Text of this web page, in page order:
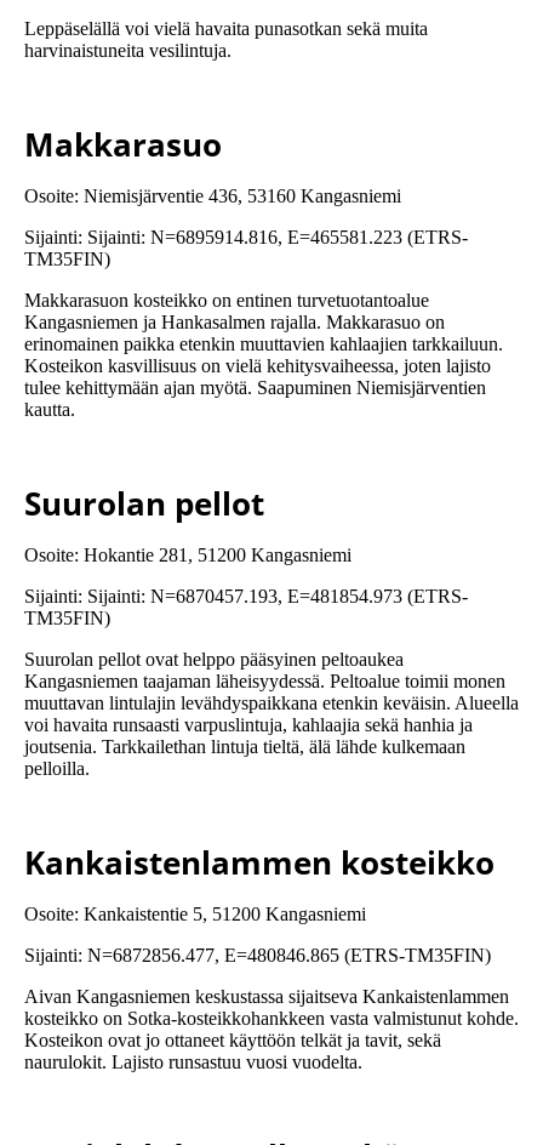
Leppäselällä voi vielä havaita punasotkan sekä muita
harvinaistuneita vesilintuja.
Makkarasuo
Osoite: Niemisjärventie 436, 53160 Kangasniemi
Sijainti: Sijainti: N=6895914.816, E=465581.223 (ETRS-
TM35FIN)
Makkarasuon kosteikko on entinen turvetuotantoalue
Kangasniemen ja Hankasalmen rajalla. Makkarasuo on
erinomainen paikka etenkin muuttavien kahlaajien tarkkailuun.
Kosteikon kasvillisuus on vielä kehitysvaiheessa, joten lajisto
tulee kehittymään ajan myötä. Saapuminen Niemisjärventien
kautta.
Suurolan pellot
Osoite: Hokantie 281, 51200 Kangasniemi
Sijainti: Sijainti: N=6870457.193, E=481854.973 (ETRS-
TM35FIN)
Suurolan pellot ovat helppo pääsyinen peltoaukea
Kangasniemen taajaman läheisyydessä. Peltoalue toimii monen
muuttavan lintulajin levähdyspaikkana etenkin keväisin. Alueella
voi havaita runsaasti varpuslintuja, kahlaajia sekä hanhia ja
joutsenia. Tarkkailethan lintuja tieltä, älä lähde kulkemaan
pelloilla.
Kankaistenlammen kosteikko
Osoite: Kankaistentie 5, 51200 Kangasniemi
Sijainti: N=6872856.477, E=480846.865 (ETRS-TM35FIN)
Aivan Kangasniemen keskustassa sijaitseva Kankaistenlammen
kosteikko on Sotka-kosteikkohankkeen vasta valmistunut kohde.
Kosteikon ovat jo ottaneet käyttöön telkät ja tavit, sekä
naurulokit. Lajisto runsastuu vuosi vuodelta.